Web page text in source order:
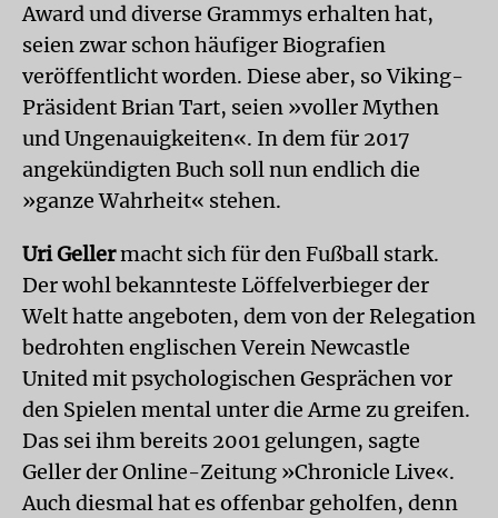
Award und diverse Grammys erhalten hat,
seien zwar schon häufiger Biografien
veröffentlicht worden. Diese aber, so Viking-
Präsident Brian Tart, seien »voller Mythen
und Ungenauigkeiten«. In dem für 2017
angekündigten Buch soll nun endlich die
»ganze Wahrheit« stehen.
Uri Gellermacht sich für den Fußball stark.
Der wohl bekannteste Löffelverbieger der
Welt hatte angeboten, dem von der Relegation
bedrohten englischen Verein Newcastle
United mit psychologischen Gesprächen vor
den Spielen mental unter die Arme zu greifen.
Das sei ihm bereits 2001 gelungen, sagte
Geller der Online-Zeitung »Chronicle Live«.
Auch diesmal hat es offenbar geholfen, denn